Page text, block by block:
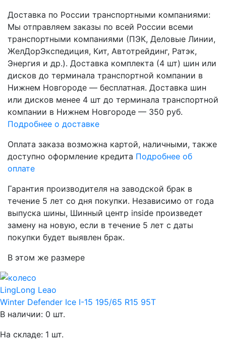
Доставка по России транспортными компаниями:
Мы отправляем заказы по всей России всеми
транспортными компаниями (ПЭК, Деловые Линии,
ЖелДорЭкспедиция, Кит, Автотрейдинг, Ратэк,
Энергия и др.). Доставка комплекта (4 шт) шин или
дисков до терминала транспортной компании в
Нижнем Новгороде — бесплатная. Доставка шин
или дисков менее 4 шт до терминала транспортной
компании в Нижнем Новгороде — 350 руб.
Подробнее о доставке
Оплата заказа возможна картой, наличными, также
доступно оформление кредита Подробнее об
оплате
Гарантия производителя на заводской брак в
течение 5 лет со дня покупки. Независимо от года
выпуска шины, Шинный центр inside произведет
замену на новую, если в течение 5 лет с даты
покупки будет выявлен брак.
В этом же размере
LingLong Leao
Winter Defender Ice I-15 195/65 R15 95T
В наличии: 0 шт.
На складе: 1 шт.